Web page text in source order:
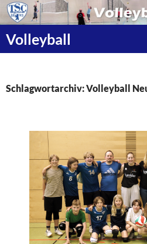
Zum
Inhalt
springen
Volleyball
Suchen
Schlagwortarchiv: Volleyball